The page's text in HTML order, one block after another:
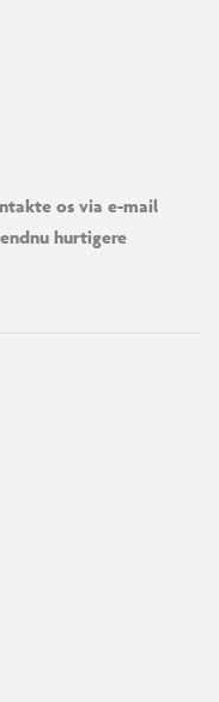
os via e-mail
hurtigere